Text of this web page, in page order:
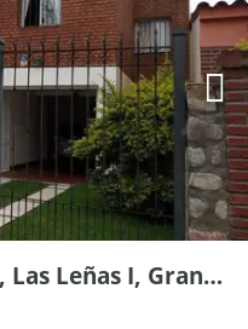
Savio Manuel Nicolás 30, Las Leñas I, Grand Bourg